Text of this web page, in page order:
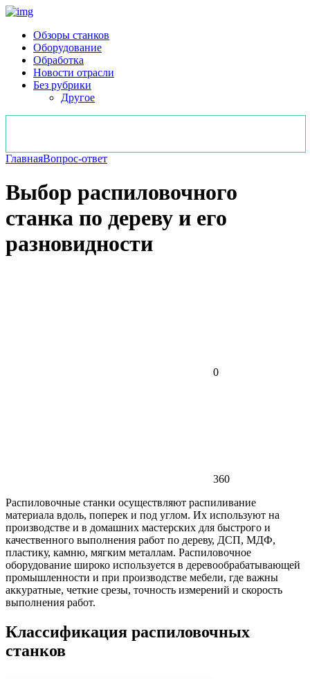
Обзоры станков
Оборудование
Обработка
Новости отрасли
Без рубрики
Другое
ГлавнаяВопрос-ответ
Выбор распиловочного
станка по дереву и его
разновидности
0
360
Распиловочные станки осуществляют распиливание
материала вдоль, поперек и под углом. Их используют на
производстве и в домашних мастерских для быстрого и
качественного выполнения работ по дереву, ДСП, МДФ,
пластику, камню, мягким металлам. Распиловочное
оборудование широко используется в деревообрабатывающей
промышленности и при производстве мебели, где важны
аккуратные, четкие срезы, точность измерений и скорость
выполнения работ.
Классификация распиловочных
станков